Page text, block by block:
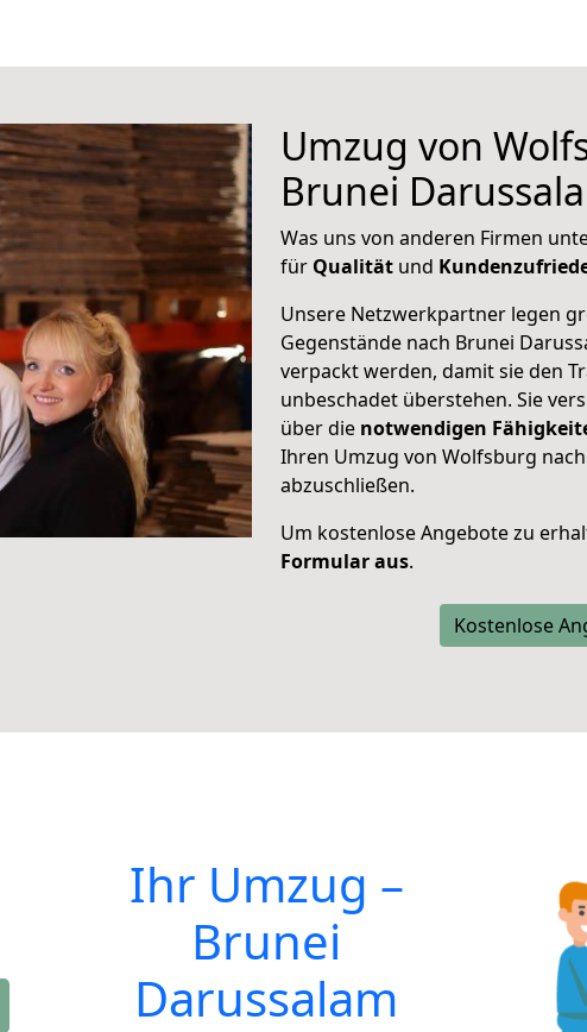
Umzug von
Brunei
Was uns von anderen Firmen
für Qualität und
Unsere Netzwerkpartner legen
Gegenstände nach Brunei
verpackt werden, damit sie den
unbeschadet überstehen. Sie
über die notwendigen
Ihren Umzug von Wolfsburg
abzuschließen.
Um kostenlose Angebote zu
Formular aus.
Kostenlose
Ihr Umzug –
Brunei
Darussalam